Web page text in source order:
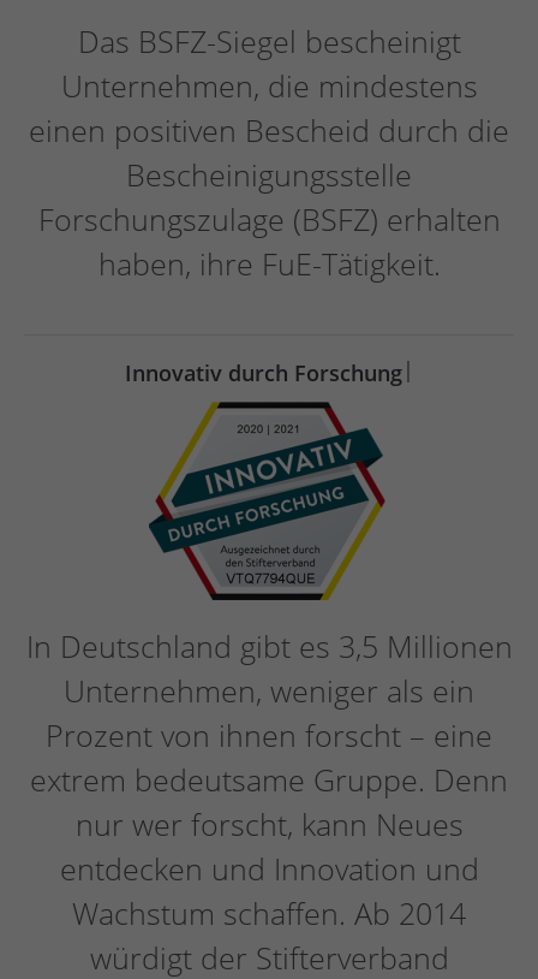
Das BSFZ-Siegel bescheinigt
Unternehmen, die mindestens
einen positiven Bescheid durch die
Bescheinigungsstelle
Forschungszulage (BSFZ) erhalten
haben, ihre FuE-Tätigkeit.
Innovativ durch Forschung|
In Deutschland gibt es 3,5 Millionen
Unternehmen, weniger als ein
Prozent von ihnen forscht – eine
extrem bedeutsame Gruppe. Denn
nur wer forscht, kann Neues
entdecken und Innovation und
Wachstum schaffen. Ab 2014
würdigt der Stifterverband